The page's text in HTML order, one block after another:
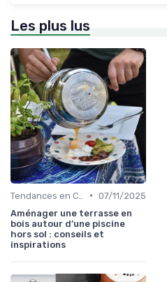
Les plus lus
• 07/11/2025
Aménager une terrasse en
bois autour d’une piscine
hors sol : conseils et
inspirations